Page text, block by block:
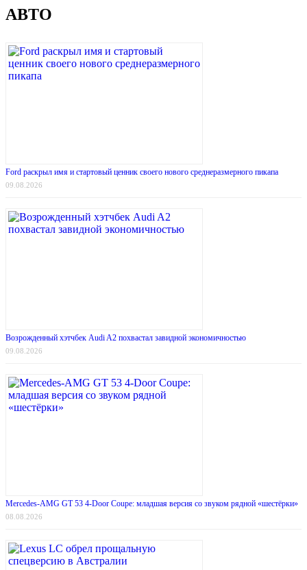
АВТО
Ford раскрыл имя и стартовый ценник своего нового среднеразмерного пикапа
09.08.2026
Возрожденный хэтчбек Audi A2 похвастал завидной экономичностью
09.08.2026
Mercedes-AMG GT 53 4-Door Coupe: младшая версия со звуком рядной «шестёрки»
08.08.2026